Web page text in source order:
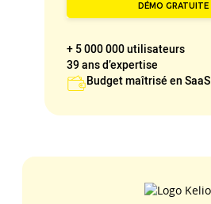
DÉMO GRATUITE
+ 5 000 000 utilisateurs
39 ans d’expertise
Budget maîtrisé en SaaS